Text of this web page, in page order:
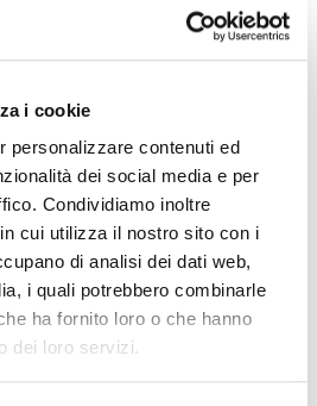
i cookie
personalizzare contenuti ed
dei social media e per
Condividiamo inoltre
cui utilizza il nostro sito con i
di analisi dei dati web,
i quali potrebbero combinarle
ha fornito loro o che hanno
dei loro servizi.